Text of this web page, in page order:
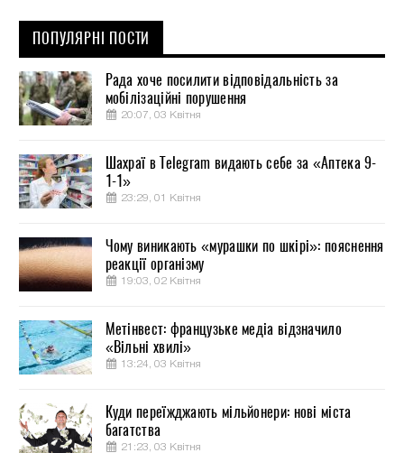
ПОПУЛЯРНІ ПОСТИ
Рада хоче посилити відповідальність за
мобілізаційні порушення
20:07, 03 Квітня
Шахраї в Telegram видають себе за «Аптека 9-
1-1»
23:29, 01 Квітня
Чому виникають «мурашки по шкірі»: пояснення
реакції організму
19:03, 02 Квітня
Метінвест: французьке медіа відзначило
«Вільні хвилі»
13:24, 03 Квітня
Куди переїжджають мільйонери: нові міста
багатства
21:23, 03 Квітня